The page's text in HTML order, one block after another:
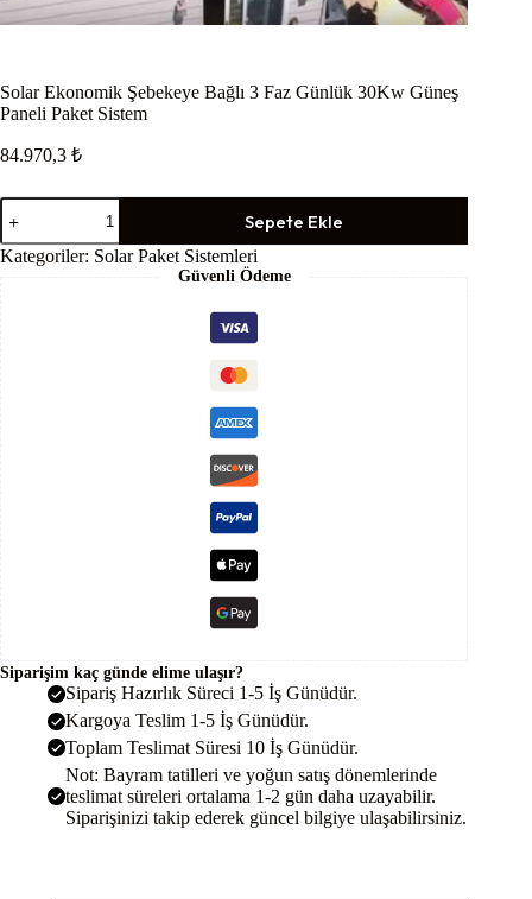
Solar Ekonomik Şebekeye Bağlı 3 Faz Günlük 30Kw Güneş
Paneli Paket Sistem
84.970,3 ₺
Solar
Ekonomik
Şebekeye
Bağlı
Sepete Ekle
Kategoriler: Solar Paket Sistemleri
Güvenli Ödeme
Siparişim kaç günde elime ulaşır?
Sipariş Hazırlık Süreci 1-5 İş Günüdür.
Kargoya Teslim 1-5 İş Günüdür.
Toplam Teslimat Süresi 10 İş Günüdür.
Not: Bayram tatilleri ve yoğun satış dönemlerinde
teslimat süreleri ortalama 1-2 gün daha uzayabilir.
Siparişinizi takip ederek güncel bilgiye ulaşabilirsiniz.